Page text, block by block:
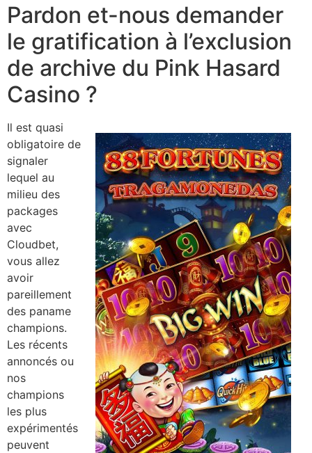
Pardon et-nous demander
le gratification à l’exclusion
de archive du Pink Hasard
Casino ?
Il est quasi
obligatoire de
signaler
lequel au
milieu des
packages
avec
Cloudbet,
vous allez
avoir
pareillement
des paname
champions.
Les récents
annoncés ou
nos
champions
les plus
expérimentés
peuvent